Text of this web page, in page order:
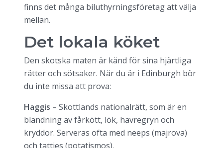
finns det många biluthyrningsföretag att välja
mellan.
Det lokala köket
Den skotska maten är känd för sina hjärtliga
rätter och sötsaker. När du är i Edinburgh bör
du inte missa att prova:
Haggis – Skottlands nationalrätt, som är en
blandning av fårkött, lök, havregryn och
kryddor. Serveras ofta med neeps (majrova)
och tatties (potatismos).